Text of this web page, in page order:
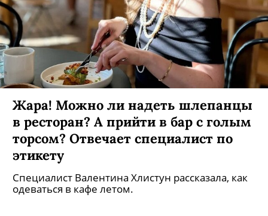
Жара! Можно ли надеть шлепанцы
в ресторан? А прийти в бар с голым
торсом? Отвечает специалист по
этикету
Специалист Валентина Хлистун рассказала, как
одеваться в кафе летом.